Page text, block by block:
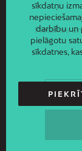
Piesakies
sīkdatņu
darbību un
pielāgotu
sīkdatnes,